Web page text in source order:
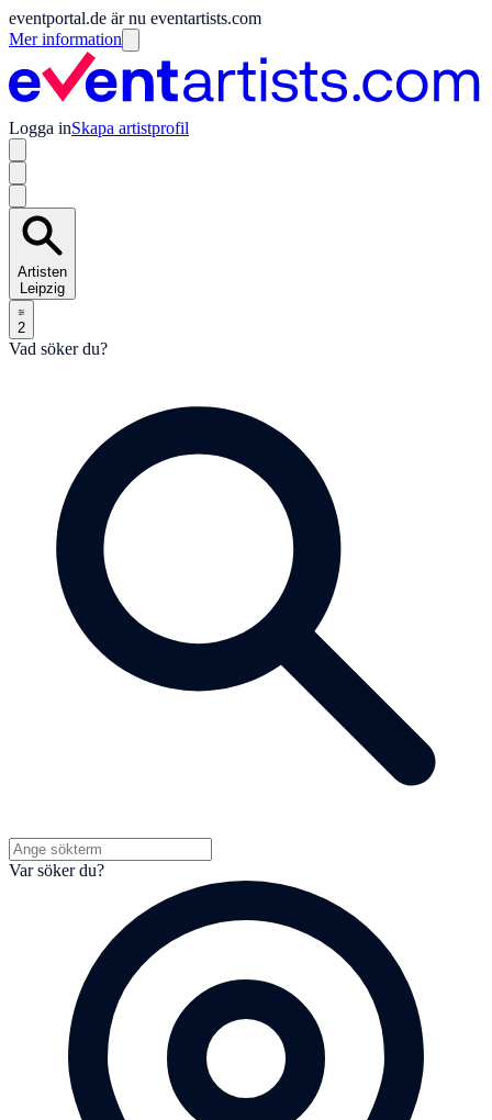
eventportal.de är nu eventartists.com
Mer information
Logga inSkapa artistprofil
Artisten
Leipzig
2
Vad söker du?
Var söker du?